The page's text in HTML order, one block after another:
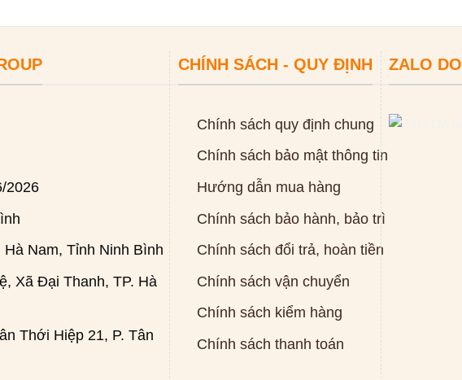
2026
Nam, Tỉnh Ninh Bình
Xã Đại Thanh, TP. Hà
Thới Hiệp 21, P. Tân
CHÍNH SÁCH - QUY ĐỊNH
Chính sách quy định chung
Chính sách bảo mật thông tin
Hướng dẫn mua hàng
Chính sách bảo hành, bảo trì
Chính sách đổi trả, hoàn tiền
Chính sách vận chuyển
Chính sách kiểm hàng
Chính sách thanh toán
ZALO